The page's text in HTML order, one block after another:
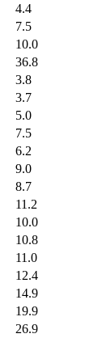
4.4
7.5
10.0
36.8
3.8
3.7
5.0
7.5
6.2
9.0
8.7
11.2
10.0
10.8
11.0
12.4
14.9
19.9
26.9